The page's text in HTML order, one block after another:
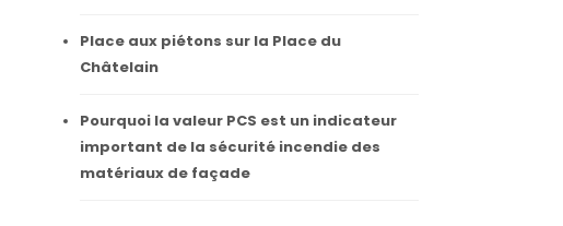
Place aux piétons sur la Place du
Châtelain
Pourquoi la valeur PCS est un indicateur
important de la sécurité incendie des
matériaux de façade